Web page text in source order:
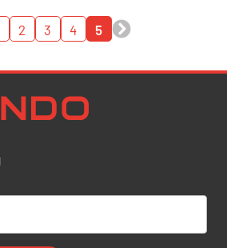
2 3 4 5
die
Datenschutzrichtlinien
einverstanden.